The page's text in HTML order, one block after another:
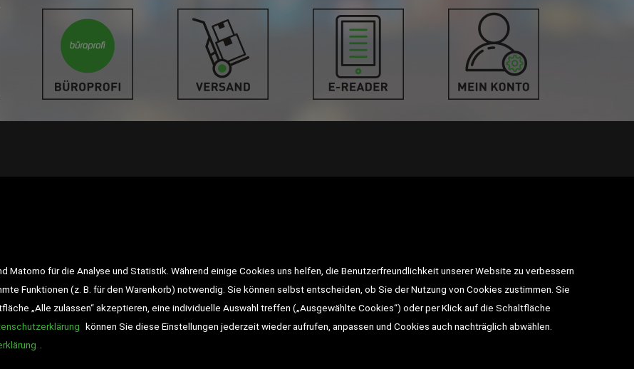
Impressum AGB Datenschutz
Widerrufsrecht Gutscheine BESUCHEN SIE UNS
für die Analyse und Statistik. Während einige Cookies uns helfen, die Benutzerfreundlichkeit unserer Website zu verbessern
Funktionen (z. B. für den Warenkorb) notwendig. Sie können selbst entscheiden, ob Sie der Nutzung von Cookies zustimmen. Sie
„Alle zulassen“ akzeptieren, eine individuelle Auswahl treffen („Ausgewählte Cookies“) oder per Klick auf die Schaltfläche
können Sie diese Einstellungen jederzeit wieder aufrufen, anpassen und Cookies auch nachträglich abwählen.